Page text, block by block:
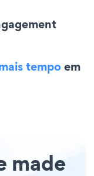
tempoem
made